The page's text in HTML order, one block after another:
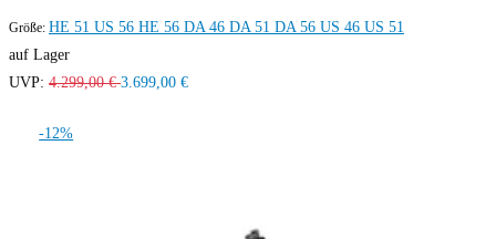
Größe: HE 51 US 56 HE 56 DA 46 DA 51 DA 56 US 46 US 51
auf Lager
UVP: 4.299,00 € 3.699,00 €
-12%